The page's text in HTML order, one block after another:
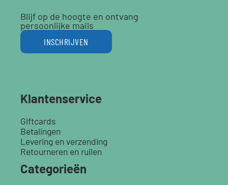
Blijf op de hoogte en ontvang
persoonlijke mails
INSCHRIJVEN
Klantenservice
Giftcards
Betalingen
Levering en verzending
Retourneren en ruilen
Categorieën